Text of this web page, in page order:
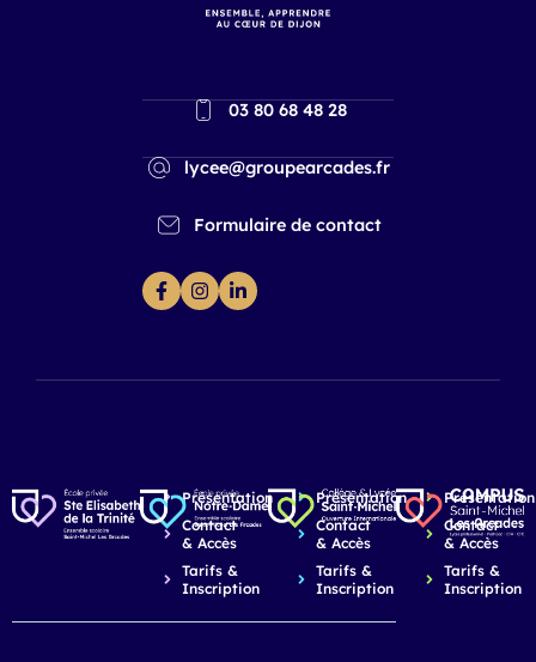
03 80 68 48 28
lycee@groupearcades.fr
Formulaire de contact
Présentation
Contact
& Accès
Tarifs &
Inscription
Présentation
Contact
& Accès
Tarifs &
Inscription
Présentation
Contact
& Accès
Tarifs &
Inscription